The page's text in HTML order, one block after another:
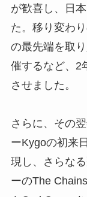
が歓喜し、日
た。 移り変わ
の最先端を取り
催するなど、 2
させました。
さらに、 その
ーKygoの初来日
現し、
さらな
ーのThe